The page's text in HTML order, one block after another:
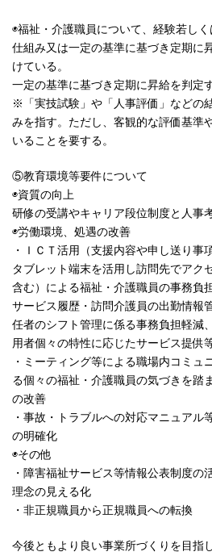
◉福祉・介護職員について、経験若し
仕組み又は一定の基準に基づき定期に
けている。
一定の基準に基づき定期に昇給を判定
※「実技試験」や「人事評価」などの
みを指す。ただし、客観的な評価基準
いることを要する。
⑤教育環境等要件について
◉資質の向上
研修の受講やキャリア段位制度と人事
◉労働環境、処遇の改善
・ＩＣＴ活用（支援内容や申し送り事
タブレット端末を活用し訪問先でアク
含む）による福祉・介護職員の事務負
サービス履歴・訪問介護員の出勤情報
任者のシフト管理に係る事務負担軽減
用者個々の特性に応じたサービス提供
・ミーティング等による職場内コミュ
る個々の福祉・介護職員の気づきを踏
の改善
・事故・トラブルへの対応マニュアル
の明確化
◉その他
・障害福祉サービス等情報公表制度の
理念の見える化
・非正規職員から正規職員への転換
今後ともより良い事業所づくりを目指